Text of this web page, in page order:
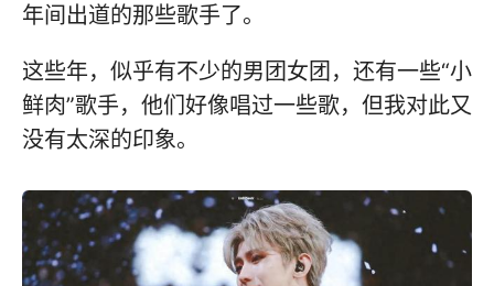
年间出道的那些歌手了。
这些年，似乎有不少的男团女团，还有一些“小
鲜肉”歌手，他们好像唱过一些歌，但我对此又
没有太深的印象。